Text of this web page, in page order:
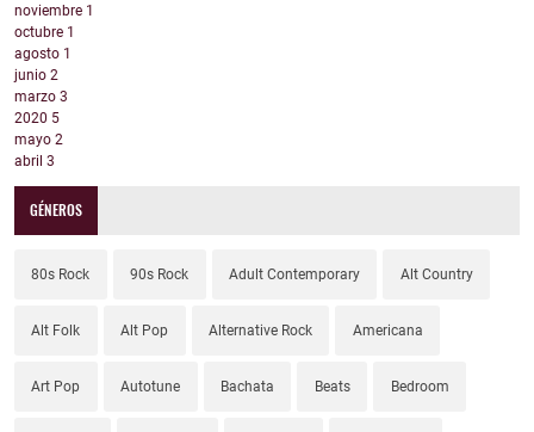
noviembre 1
octubre 1
agosto 1
junio 2
marzo 3
2020 5
mayo 2
abril 3
GÉNEROS
80s Rock 90s Rock Adult Contemporary Alt Country
Alt Folk Alt Pop Alternative Rock Americana
Art Pop Autotune Bachata Beats Bedroom